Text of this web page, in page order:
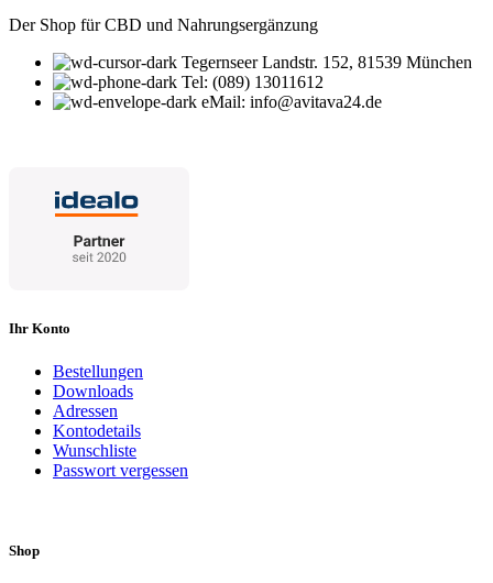
Der Shop für CBD und Nahrungsergänzung
Tegernseer Landstr. 152, 81539 München
Tel: (089) 13011612
eMail: info@avitava24.de
Ihr Konto
Bestellungen
Downloads
Adressen
Kontodetails
Wunschliste
Passwort vergessen
Shop